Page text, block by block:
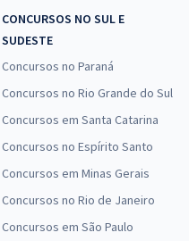
CONCURSOS NO SUL E
SUDESTE
Concursos no Paraná
Concursos no Rio Grande do Sul
Concursos em Santa Catarina
Concursos no Espírito Santo
Concursos em Minas Gerais
Concursos no Rio de Janeiro
Concursos em São Paulo